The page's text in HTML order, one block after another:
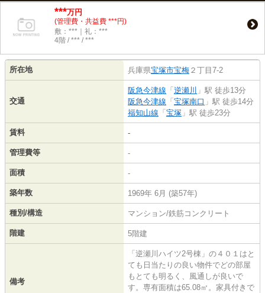
***万円
(管理費・共益費 ***円)
敷：***｜礼：***
4階 / *** / ***
所在地 兵庫県宝塚市宝梅 ２丁目7-2
交通
阪急今津線 「 逆瀬川 」駅 徒歩13分
阪急今津線 「 宝塚南口 」駅 徒歩14分
福知山線 「 宝塚 」駅 徒歩23分
賃料 -
管理費等 -
面積 -
築年数 1969年 6月 (築57年)
種別/構造 マンション/鉄筋コンクリート
階建 5階建
備考
「逆瀬川ハイツ2号棟」の４０１はと
ても日当たりの良い物件でどの部屋
もとても明るく、風通しが良いで
す。専有面積は65.08㎡。家具付きで